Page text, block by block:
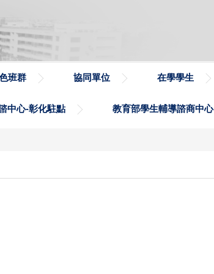
班群 協同單位 在學學生
中心-彰化駐點 教育部學生輔導諮商中心